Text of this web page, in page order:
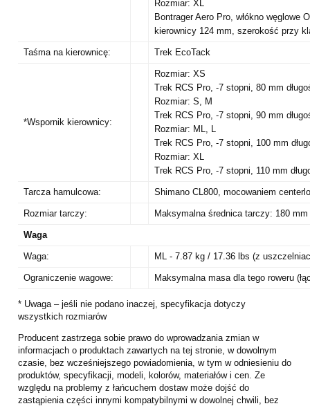
Rozmiar: XL
Bontrager Aero Pro, włókno węglowe
kierownicy 124 mm, szerokość przy
Taśma na kierownicę: Trek EcoTack
*Wspornik kierownicy:
Rozmiar: XS
Trek RCS Pro, -7 stopni, 80 mm
Rozmiar: S, M
Trek RCS Pro, -7 stopni, 90 mm
Rozmiar: ML, L
Trek RCS Pro, -7 stopni, 100 mm
Rozmiar: XL
Trek RCS Pro, -7 stopni, 110 mm
Tarcza hamulcowa: Shimano CL800, mocowaniem
Rozmiar tarczy: Maksymalna średnica tarczy: 180
Waga
Waga: ML - 7.87 kg / 17.36 lbs (z
Ograniczenie wagowe: Maksymalna masa dla tego roweru
* Uwaga – jeśli nie podano inaczej, specyfikacja dotyczy
wszystkich rozmiarów
Producent zastrzega sobie prawo do wprowadzania zmian w
informacjach o produktach zawartych na tej stronie, w dowolnym
czasie, bez wcześniejszego powiadomienia, w tym w odniesieniu do
produktów, specyfikacji, modeli, kolorów, materiałów i cen. Ze
względu na problemy z łańcuchem dostaw może dojść do
zastąpienia części innymi kompatybilnymi w dowolnej chwili, bez